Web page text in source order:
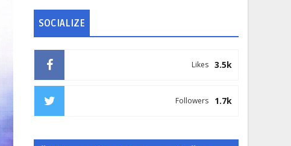
SOCIALIZE
3.5k
Likes
1.7k
Followers